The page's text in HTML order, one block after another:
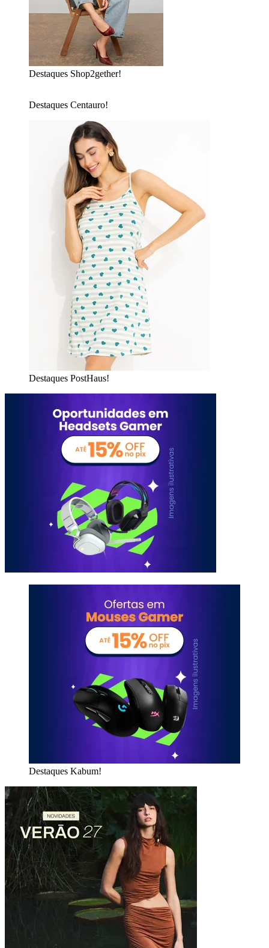
Destaques Shop2gether!
Destaques Centauro!
Destaques PostHaus!
Destaques Kabum!